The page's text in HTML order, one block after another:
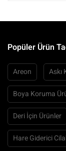
Popüler Ürün
Areon Askı
Boya Koruma
Deri İçin Ürünler
Hare Giderici